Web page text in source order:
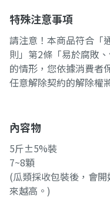
特殊注意事項
請注意！本商品符合「
則」第2條「易於腐敗
的情形，您依據消費者
任意解除契約的解除權
內容物
5斤±5%裝
7~8顆
(瓜類採收包裝後，會
來越高。)